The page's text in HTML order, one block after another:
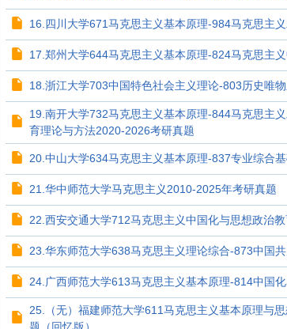
16.四川大学671马克思主义基本原理-984马克思主
17.郑州大学644马克思主义基本原理-824马克思主
18.浙江大学703中国特色社会主义理论-803历史唯
19.南开大学732马克思主义基本原理-844马克思主
育理论与方法2020-2026考研真题
20.中山大学634马克思主义基本原理-837专业综合
21.华中师范大学马克思主义2010-2025年考研真题
22.西安交通大学712马克思主义中国化与思想政治
23.华东师范大学638马克思主义理论综合-873中国
24.广西师范大学613马克思主义基本原理-814中国
25.（无）福建师范大学611马克思主义基本原理与